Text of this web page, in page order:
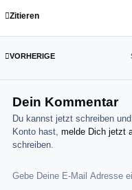
Zitieren
ERSTE SEITE
VORHERIGE
Dein Kommentar
Du kannst jetzt schreiben
Konto hast,melde Dich jetzt
schreiben.